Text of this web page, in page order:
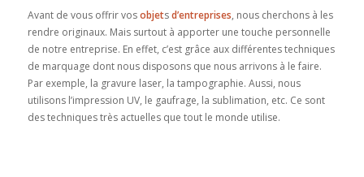
Avant de vous offrir vosobjetsd’entreprises, nous cherchons à les
rendre originaux. Mais surtout à apporter une touche personnelle
de notre entreprise. En effet, c’est grâce aux différentes techniques
de marquage dont nous disposons que nous arrivons à le faire.
Par exemple, la gravure laser, la tampographie. Aussi, nous
utilisons l’impression UV, le gaufrage, la sublimation, etc. Ce sont
des techniques très actuelles que tout le monde utilise.